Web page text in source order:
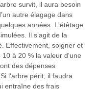
survit, il aura besoin
autre élagage dans
années. L'étêtage
Il s’agit de la
Effectivement, soigner et
à 20 % la valeur d'une
des dépenses
l'arbre périt, il faudra
entraîne des frais